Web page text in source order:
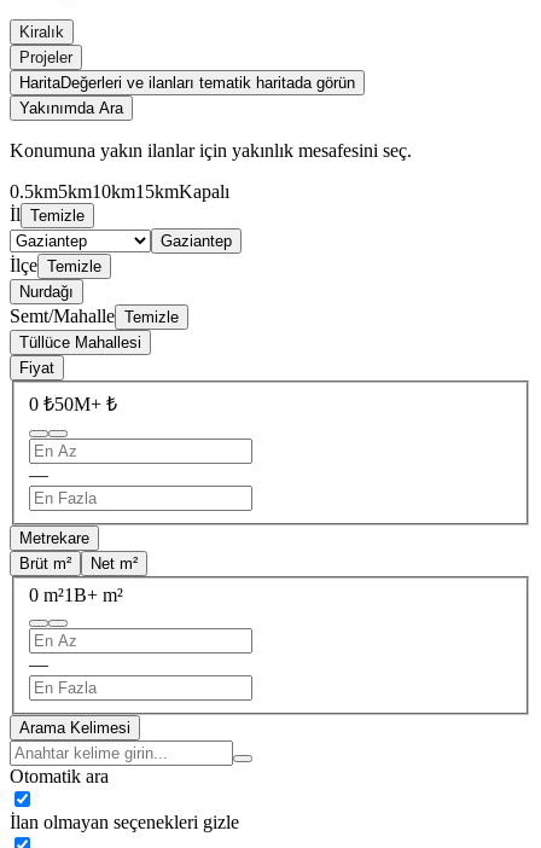
Kiralık
Projeler
HaritaDeğerleri ve ilanları tematik haritada görün
Yakınımda Ara
Konumuna yakın ilanlar için yakınlık mesafesini seç.
0.5km5km10km15kmKapalı
İl Temizle
Gaziantep
İlçe Temizle
Nurdağı
Semt/Mahalle Temizle
Tüllüce Mahallesi
Fiyat
0 ₺50M+ ₺
—
Metrekare
Brüt m²
Net m²
0 m²1B+ m²
—
Arama Kelimesi
Otomatik ara
İlan olmayan seçenekleri gizle